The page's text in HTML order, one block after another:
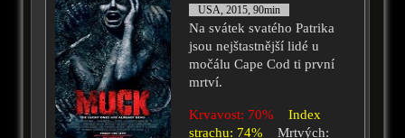
USA, 2015, 90min
Na svátek svatého Patrika
jsou nejštastnější lidé u
močálu Cape Cod ti první
mrtví.
Krvavost: 70%
Index
strachu: 74%
Mrtvých: